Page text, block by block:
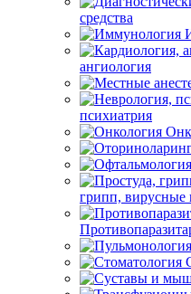
средства
ангиология
психиатрия
грипп, вирусные